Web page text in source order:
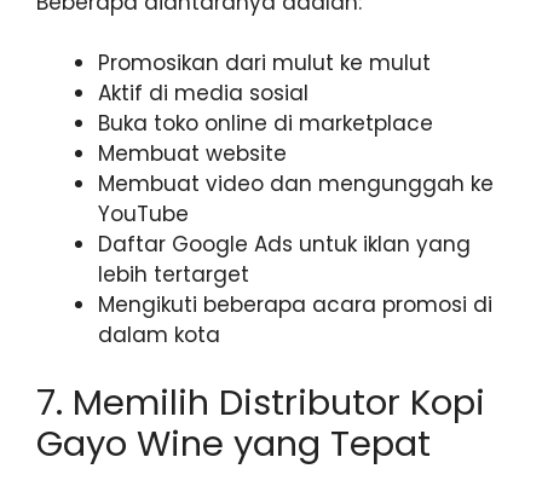
Promosikan dari mulut ke mulut
Aktif di media sosial
Buka toko online di marketplace
Membuat website
Membuat video dan mengunggah ke
YouTube
Daftar Google Ads untuk iklan yang
lebih tertarget
Mengikuti beberapa acara promosi di
dalam kota
7. Memilih Distributor Kopi
Gayo Wine yang Tepat